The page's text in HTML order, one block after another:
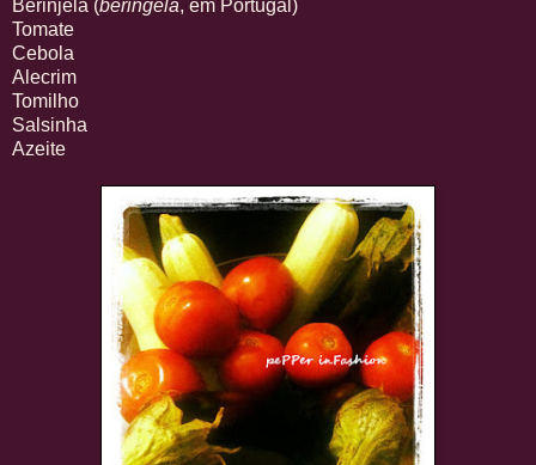
Berinjela (beringela, em Portugal)
Tomate
Cebola
Alecrim
Tomilho
Salsinha
Azeite